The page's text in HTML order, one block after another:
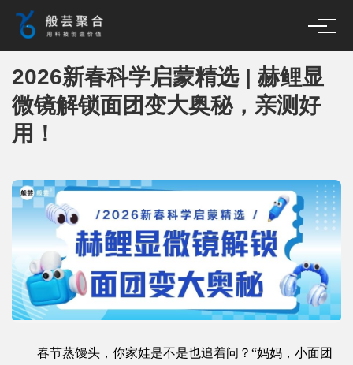
2026新春科学启蒙精选 | 赫鲤显
微镜解锁面团变大奥秘，亲测好
用！
春节蒸馒头，你家娃是不是也追着问？“妈妈，小面团